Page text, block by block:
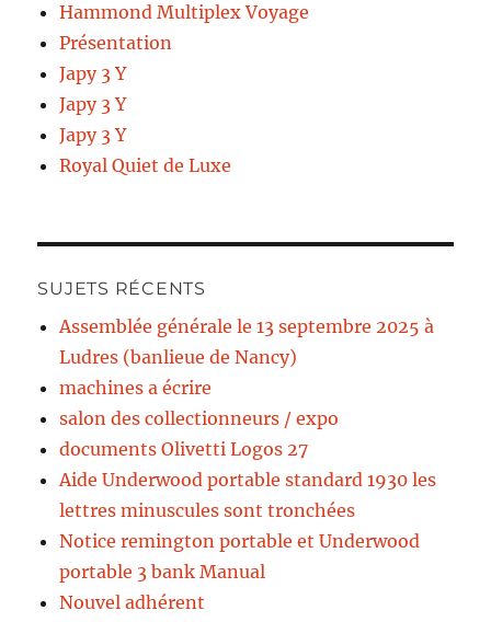
Hammond Multiplex Voyage
Présentation
Japy 3 Y
Japy 3 Y
Japy 3 Y
Royal Quiet de Luxe
SUJETS RÉCENTS
Assemblée générale le 13 septembre 2025 à
Ludres (banlieue de Nancy)
machines a écrire
salon des collectionneurs / expo
documents Olivetti Logos 27
Aide Underwood portable standard 1930 les
lettres minuscules sont tronchées
Notice remington portable et Underwood
portable 3 bank Manual
Nouvel adhérent